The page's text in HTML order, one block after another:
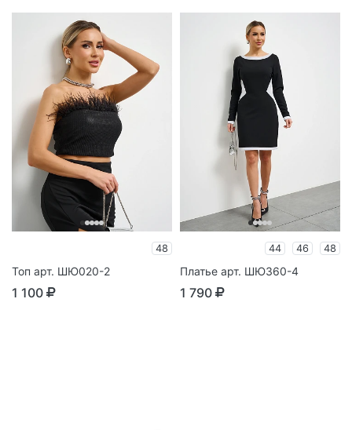
48
Топ арт. ШЮ020-2
1 100
44 46 48
Платье арт. ШЮ360-4
1 790